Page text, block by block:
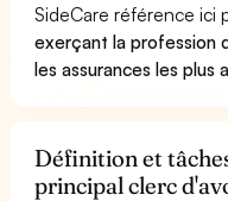
SideCare référence ici
exerçant la profession
les assurances les plus
Définition et
principal clerc